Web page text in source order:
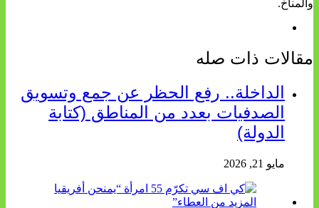
والمناخ.
مقالات ذات صله
الداخلة.. رفع الحظر عن جمع وتسويق
الصدفيات بعدد من المناطق (كتابة
الدولة)
مايو 21, 2026